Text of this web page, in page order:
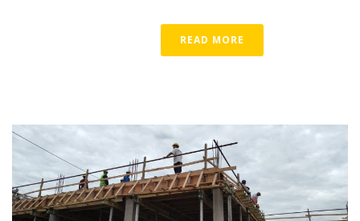
READ MORE